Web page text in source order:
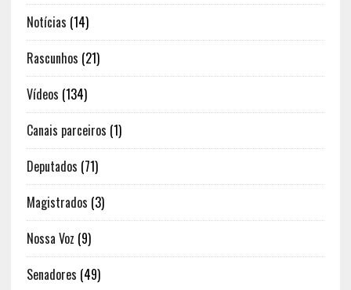
Notícias (14)
Rascunhos (21)
Vídeos (134)
Canais parceiros (1)
Deputados (71)
Magistrados (3)
Nossa Voz (9)
Senadores (49)